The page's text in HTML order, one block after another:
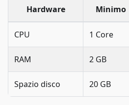
Hardware Minimo
CPU 1 Core
RAM 2 GB
Spazio disco 20 GB